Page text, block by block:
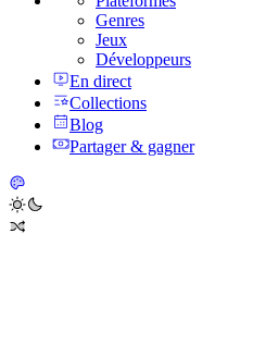
Genres
Jeux
Développeurs
En direct
Collections
Blog
Partager & gagner